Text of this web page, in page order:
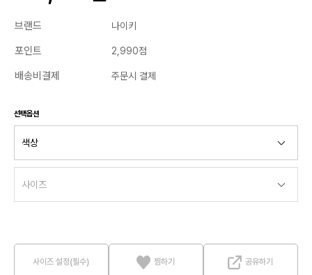
브랜드 나이키
포인트 2,990점
배송비결제 주문시 결제
선택옵션
사이즈 설정(필수) 찜하기 공유하기